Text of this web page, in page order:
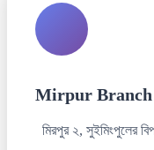
Mirpur Branch
মিরপুর ২, সুইমিংপুলের